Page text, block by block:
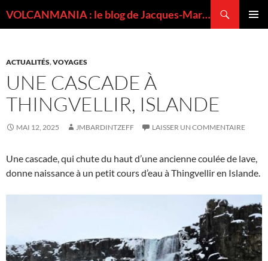
VOLCANMANIA : le blog de Jacques-Marie BARDINTZEFF, volcanologue
ACTUALITÉS,VOYAGES
UNE CASCADE À
THINGVELLIR, ISLANDE
MAI 12, 2025 JMBARDINTZEFF LAISSER UN COMMENTAIRE
Une cascade, qui chute du haut d’une ancienne coulée de lave,
donne naissance à un petit cours d’eau à Thingvellir en Islande.